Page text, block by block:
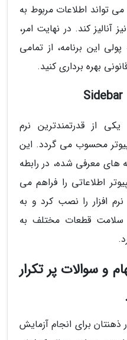
تواند اطلاعات مربوط به
آنالیز کند. در نهایت امر،
این برنامه، از تمامی
بهره برداری کنید.
برنامه Sidebar Diagnostics یکی از قدرتمندترین نرم
محسوب می گردد. این
های معرفی شده، در رابطه
اطلاعاتی را فراهم می
افزار را نصب کرد و به
سلامت قطعات مختلف به
و سوالات پر تکرار
ذهنتان برای انجام آزمایش